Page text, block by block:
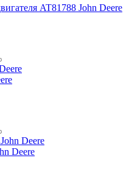
AT81788 John Deere
Deere